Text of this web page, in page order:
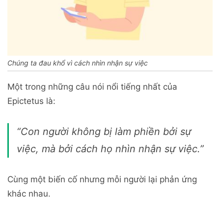
Chúng ta đau khổ vì cách nhìn nhận sự việc
Một trong những câu nói nổi tiếng nhất của
Epictetus là:
“Con người không bị làm phiền bởi sự
việc, mà bởi cách họ nhìn nhận sự việc.”
Cùng một biến cố nhưng mỗi người lại phản ứng
khác nhau.